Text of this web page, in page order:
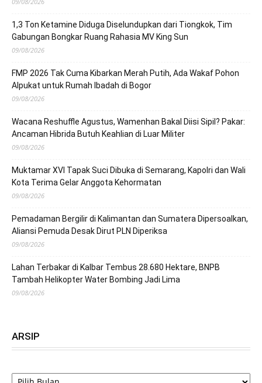
1,3 Ton Ketamine Diduga Diselundupkan dari Tiongkok, Tim
Gabungan Bongkar Ruang Rahasia MV King Sun
09/08/2026
FMP 2026 Tak Cuma Kibarkan Merah Putih, Ada Wakaf Pohon
Alpukat untuk Rumah Ibadah di Bogor
09/08/2026
Wacana Reshuffle Agustus, Wamenhan Bakal Diisi Sipil? Pakar:
Ancaman Hibrida Butuh Keahlian di Luar Militer
09/08/2026
Muktamar XVI Tapak Suci Dibuka di Semarang, Kapolri dan Wali
Kota Terima Gelar Anggota Kehormatan
09/08/2026
Pemadaman Bergilir di Kalimantan dan Sumatera Dipersoalkan,
Aliansi Pemuda Desak Dirut PLN Diperiksa
09/08/2026
Lahan Terbakar di Kalbar Tembus 28.680 Hektare, BNPB
Tambah Helikopter Water Bombing Jadi Lima
09/08/2026
ARSIP
ARSIP